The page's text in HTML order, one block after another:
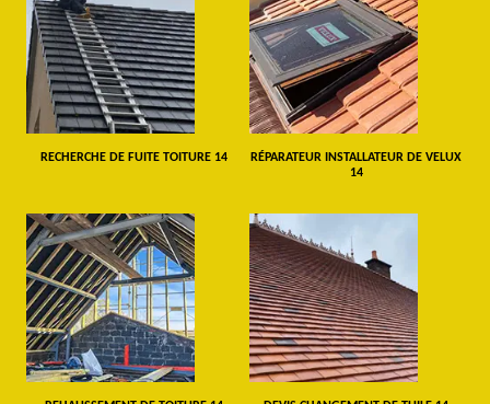
RECHERCHE DE FUITE TOITURE 14
RÉPARATEUR INSTALLATEUR DE VELUX
14